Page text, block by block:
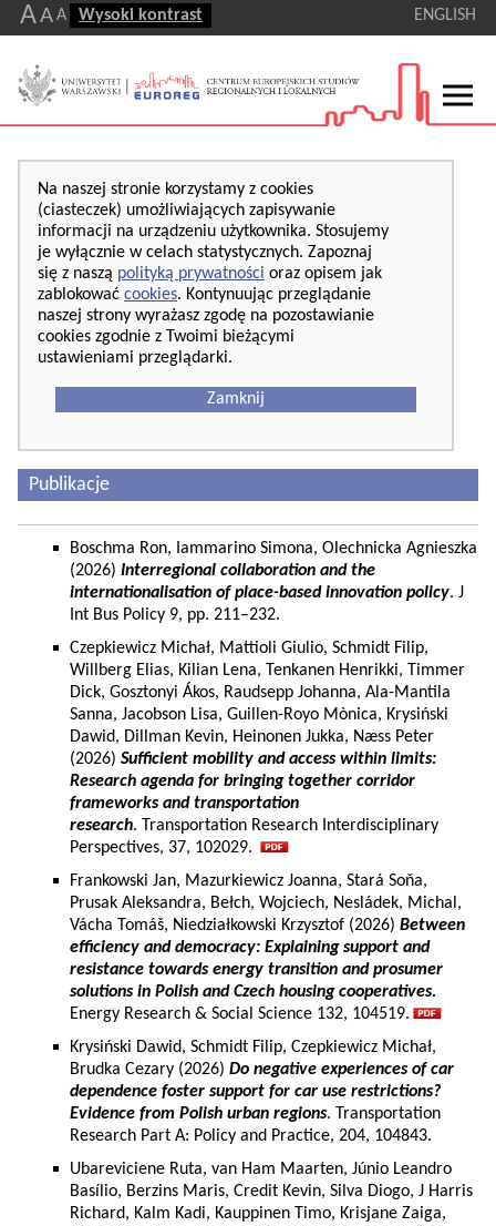
AA A Wysoki kontrast ENGLISH
Na naszej stronie korzystamy z cookies
(ciasteczek) umożliwiających zapisywanie
informacji na urządzeniu użytkownika. Stosujemy
je wyłącznie w celach statystycznych. Zapoznaj
się z naszą polityką prywatności oraz opisem jak
zablokować cookies. Kontynuując przeglądanie
naszej strony wyrażasz zgodę na pozostawianie
cookies zgodnie z Twoimi bieżącymi
ustawieniami przeglądarki.
Zamknij
Publikacje
Boschma Ron, Iammarino Simona, Olechnicka Agnieszka
(2026) Interregional collaboration and the
internationalisation of place-based innovation policy. J
Int Bus Policy 9, pp. 211–232.
Czepkiewicz Michał, Mattioli Giulio, Schmidt Filip,
Willberg Elias, Kilian Lena, Tenkanen Henrikki, Timmer
Dick, Gosztonyi Ákos, Raudsepp Johanna, Ala-Mantila
Sanna, Jacobson Lisa, Guillen-Royo Mònica, Krysiński
Dawid, Dillman Kevin, Heinonen Jukka, Næss Peter
(2026) Sufficient mobility and access within limits:
Research agenda for bringing together corridor
frameworks and transportation
research. Transportation Research Interdisciplinary
Perspectives, 37, 102029.
Frankowski Jan, Mazurkiewicz Joanna, Stará Soňa,
Prusak Aleksandra, Bełch, Wojciech, Nesládek, Michal,
Vácha Tomáš, Niedziałkowski Krzysztof (2026) Between
efficiency and democracy: Explaining support and
resistance towards energy transition and prosumer
solutions in Polish and Czech housing cooperatives.
Energy Research & Social Science 132, 104519.
Krysiński Dawid, Schmidt Filip, Czepkiewicz Michał,
Brudka Cezary (2026) Do negative experiences of car
dependence foster support for car use restrictions?
Evidence from Polish urban regions. Transportation
Research Part A: Policy and Practice, 204, 104843.
Ubareviciene Ruta, van Ham Maarten, Júnio Leandro
Basílio, Berzins Maris, Credit Kevin, Silva Diogo, J Harris
Richard, Kalm Kadi, Kauppinen Timo, Krisjane Zaiga,